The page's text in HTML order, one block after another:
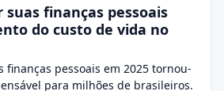
suas finanças pessoais
do custo de vida no
finanças pessoais em 2025 tornou-
para milhões de brasileiros.